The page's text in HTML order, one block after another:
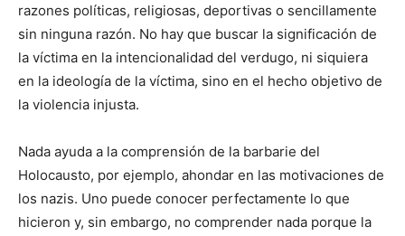
razones políticas, religiosas, deportivas o sencillamente
sin ninguna razón. No hay que buscar la significación de
la víctima en la intencionalidad del verdugo, ni siquiera
en la ideología de la víctima, sino en el hecho objetivo de
la violencia injusta.
Nada ayuda a la comprensión de la barbarie del
Holocausto, por ejemplo, ahondar en las motivaciones de
los nazis. Uno puede conocer perfectamente lo que
hicieron y, sin embargo, no comprender nada porque la